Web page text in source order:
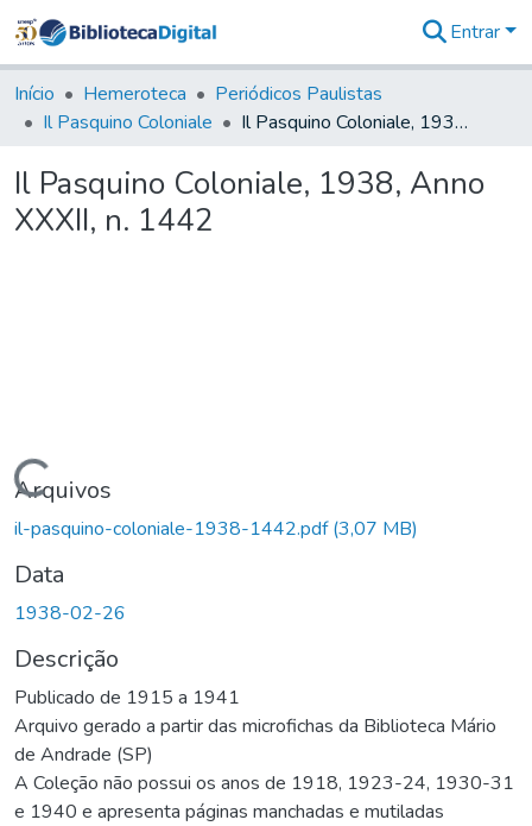
&
Coleções
Tudo na
Digital
Entrar
Início Hemeroteca
Periódicos Paulistas
Il Pasquino Coloniale
Il Pasquino Coloniale, 1938, Anno XXXII, n. 1442
Il Pasquino Coloniale, 1938, Anno
XXXII, n. 1442
Carregando...
Arquivos
il-pasquino-coloniale-1938-1442.pdf(3,07 MB)
Data
1938-02-26
Descrição
Publicado de 1915 a 1941
Arquivo gerado a partir das microfichas da Biblioteca Mário
de Andrade (SP)
A Coleção não possui os anos de 1918, 1923-24, 1930-31
e 1940 e apresenta páginas manchadas e mutiladas